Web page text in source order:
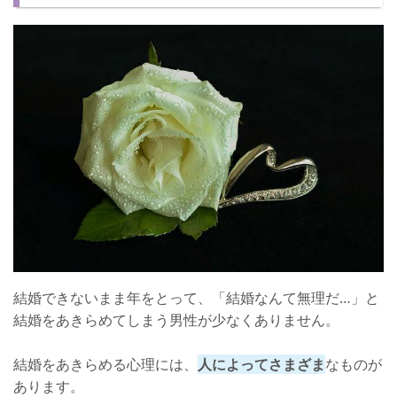
結婚を肯定する
自己分析をして悪い点を改善する
積極的に行動する
無理だと決めつけないように！
結婚できないまま年をとって、「結婚なんて無理だ…」と
結婚をあきらめてしまう男性が少なくありません。
結婚をあきらめる心理には、 人によってさまざまなものが
あります。